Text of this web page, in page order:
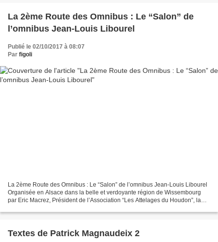
La 2ème Route des Omnibus : Le “Salon” de
l’omnibus Jean-Louis Libourel
Publié le 02/10/2017 à 08:07
Par figoli
La 2ème Route des Omnibus : Le “Salon” de l’omnibus Jean-Louis Libourel
Organisée en Alsace dans la belle et verdoyante région de Wissembourg
par Eric Macrez, Président de l’Association “Les Attelages du Houdon”, la
Textes de Patrick Magnaudeix 2